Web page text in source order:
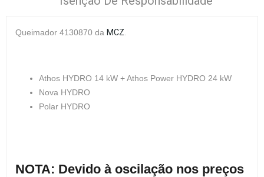
Queimador 4130870 da MCZ
Athos HYDRO 14 kW + Athos Power HYDRO 24 kW
Nova HYDRO
Polar HYDRO
NOTA: Devido à oscilação nos preços